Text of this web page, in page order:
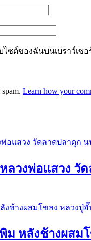
ซต์ของฉันบนเบราว์เซ
Learn how your
ลวงพ่อแสวง วั
หลังช้างผสม